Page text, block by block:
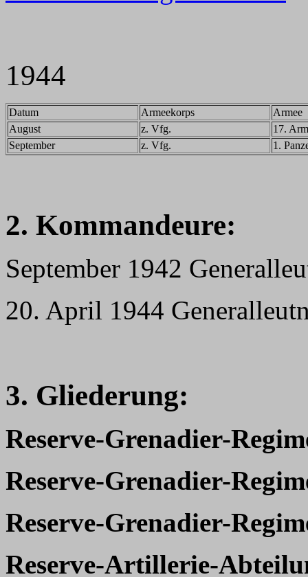
1944
Datum Armeekorps
Armee
August
z. Vfg.
17.
September
z. Vfg. 1.
2. Kommandeure:
September 1942
20. April 1944
3. Gliederung:
Reserve-Grenadier-
Reserve-Grenadier-
Reserve-Grenadier-
Reserve-Artillerie-